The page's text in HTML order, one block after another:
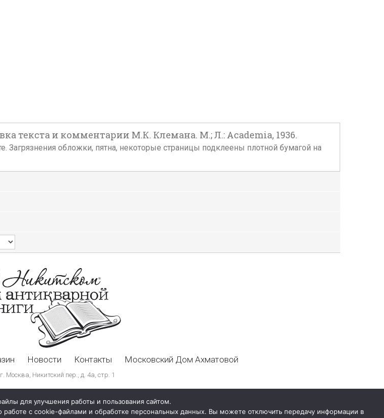
текста и комментарии М.К. Клемана. М.; Л.: Academia, 1936.
Загрязнения обложки, пятна, некоторые страницы подклеены плотной бумагой на
Новости Контакты Московский Дом Ахматовой
Москва, Никитский пер., д. 4а, стр. 1
для улучшения работы и пользования сайтом.
с cookie-файлами и обработке персональных данных. Вы можете отключить передачу информации в